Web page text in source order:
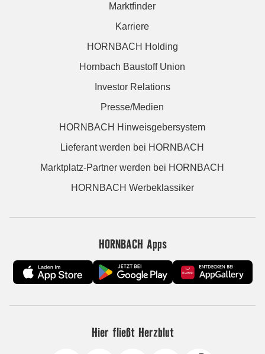
Marktfinder
Karriere
HORNBACH Holding
Hornbach Baustoff Union
Investor Relations
Presse/Medien
HORNBACH Hinweisgebersystem
Lieferant werden bei HORNBACH
Marktplatz-Partner werden bei HORNBACH
HORNBACH Werbeklassiker
HORNBACH Apps
Hier fließt Herzblut